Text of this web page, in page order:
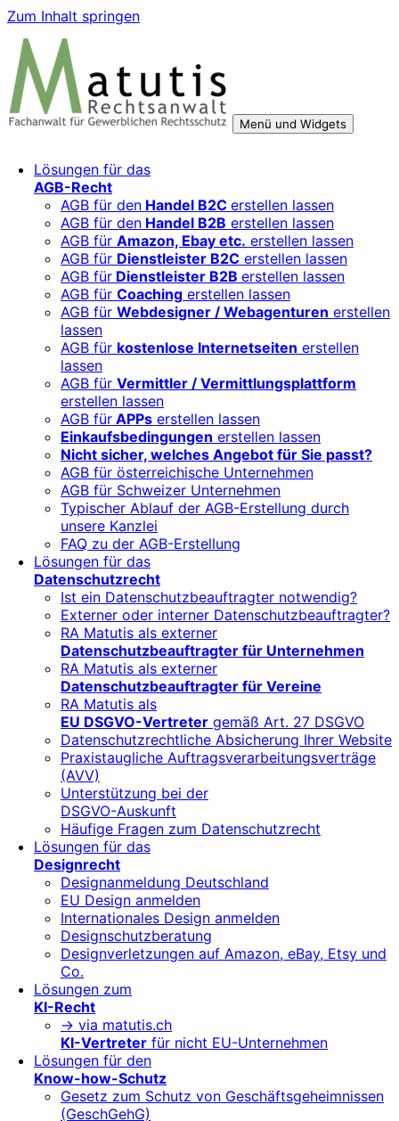
Zum Inhalt springen
wachsen mit starken AGB, Datenschutz und
Markenschutz
Aktivitäten, Plattformen und Innovationen rechtssicher
entwickeln und skalieren wollen.
Menü und Widgets
Lösungen für das
AGB-Recht
AGB für den Handel B2C erstellen lassen
AGB für den Handel B2B erstellen lassen
AGB für Amazon, Ebay etc. erstellen lassen
AGB für Dienstleister B2C erstellen lassen
AGB für Dienstleister B2B erstellen lassen
AGB für Coaching erstellen lassen
AGB für Webdesigner / Webagenturen erstellen
lassen
AGB für kostenlose Internetseiten erstellen
lassen
AGB für Vermittler / Vermittlungsplattform
erstellen lassen
AGB für APPs erstellen lassen
Einkaufsbedingungen erstellen lassen
Nicht sicher, welches Angebot für Sie passt?
AGB für österreichische Unternehmen
AGB für Schweizer Unternehmen
Typischer Ablauf der AGB-Erstellung durch
unsere Kanzlei
FAQ zu der AGB-Erstellung
Lösungen für das
Datenschutzrecht
Ist ein Datenschutzbeauftragter notwendig?
Externer oder interner Datenschutzbeauftragter?
RA Matutis als externer
Datenschutzbeauftragter für Unternehmen
RA Matutis als externer
Datenschutzbeauftragter für Vereine
RA Matutis als
EU DSGVO-Vertreter gemäß Art. 27 DSGVO
Datenschutzrechtliche Absicherung Ihrer Website
Praxistaugliche Auftragsverarbeitungsverträge
(AVV)
Unterstützung bei der
DSGVO-Auskunft
Häufige Fragen zum Datenschutzrecht
Lösungen für das
Designrecht
Designanmeldung Deutschland
EU Design anmelden
Internationales Design anmelden
Designschutzberatung
Designverletzungen auf Amazon, eBay, Etsy und
Co.
Lösungen zum
KI-Recht
-> via matutis.ch
KI-Vertreter für nicht EU-Unternehmen
Lösungen für den
Know-how-Schutz
Gesetz zum Schutz von Geschäftsgeheimnissen
(GeschGehG)